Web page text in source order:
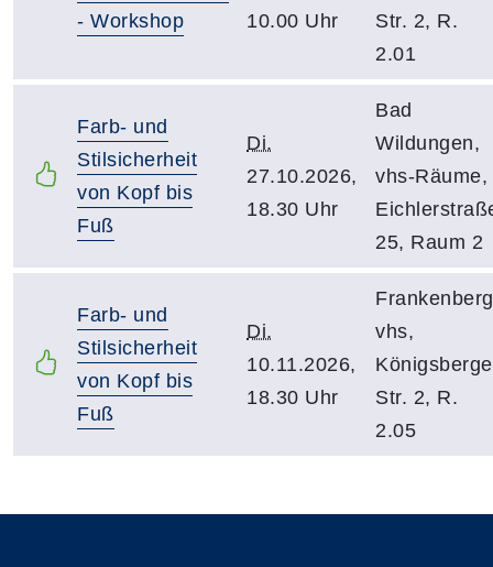
- Workshop
10.00 Uhr
Str. 2, R.
2.01
Farb- und
Stilsicherheit
von Kopf bis
Fuß
Di.
27.10.2026,
18.30 Uhr
Bad
Wildungen,
vhs-Räume,
25, Raum 2
Farb- und
Stilsicherheit
von Kopf bis
Fuß
Di.
10.11.2026,
18.30 Uhr
vhs,
Str. 2, R.
2.05